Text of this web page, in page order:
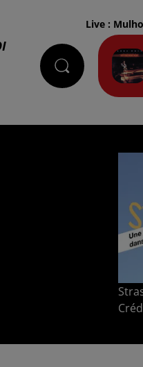
Live :